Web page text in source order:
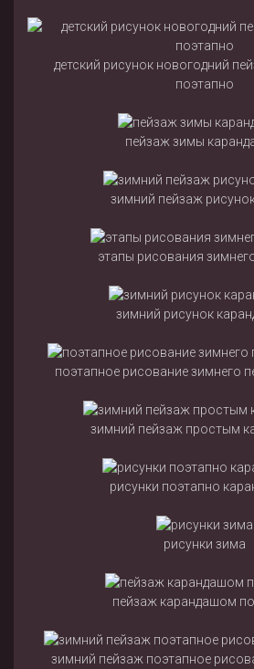
детский рисунок новогодний
поэтапно
пейзаж зимы
зимний пейзаж
этапы рисования
зимний рисунок
поэтапное рисование зимнего
зимний пейзаж простым
рисунки поэтапно
рисунки зима
пейзаж карандашом
зимний пейзаж поэтапное